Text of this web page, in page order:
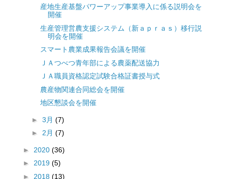
産地生産基盤パワーアップ事業導入に係る説明会を
開催
生産管理営農支援システム（新ａｐｒａｓ）移行説
明会を開催
スマート農業成果報告会議を開催
ＪＡつべつ青年部による農薬配送協力
ＪＡ職員資格認定試験合格証書授与式
農産物関連合同総会を開催
地区懇談会を開催
► 3月 (7)
► 2月 (7)
► 2020 (36)
► 2019 (5)
► 2018 (13)